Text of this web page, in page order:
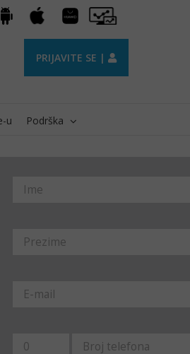
Apple
Huawei
AppGallery
Pro
Trader
PRIJAVITE SE |
u Podrška